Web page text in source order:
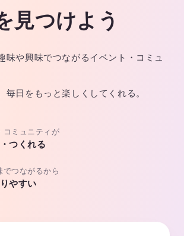
見つけよう
味や興味でつながるイベント・コミュ
毎日をもっと楽しくしてくれる。
コミュニティが
つくれる
でつながるから
やすい